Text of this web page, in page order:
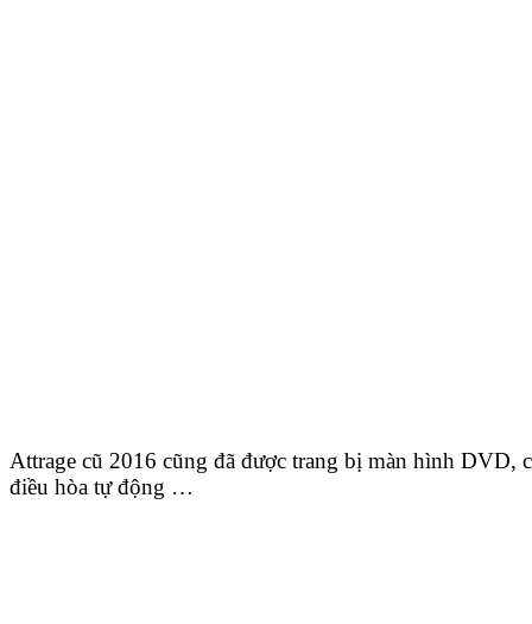
Attrage cũ 2016 cũng đã được trang bị màn hình DVD,
điều hòa tự động …